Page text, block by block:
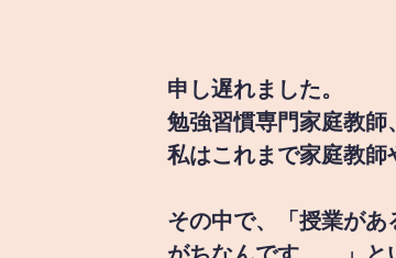
申し遅れました。
勉強習慣専門家庭教師
私はこれまで家庭教師
その中で、「授業があ